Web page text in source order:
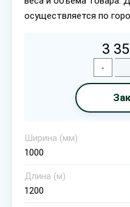
осуществляется по
3
-
Ширина (мм)
1000
Длина (м)
1200